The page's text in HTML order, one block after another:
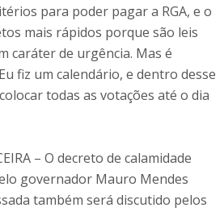
para poder pagar a RGA, e o
mais rápidos porque são leis
caráter de urgência. Mas é
fiz um calendário, e dentro desse
todas as votações até o dia
– O decreto de calamidade
governador Mauro Mendes
também será discutido pelos